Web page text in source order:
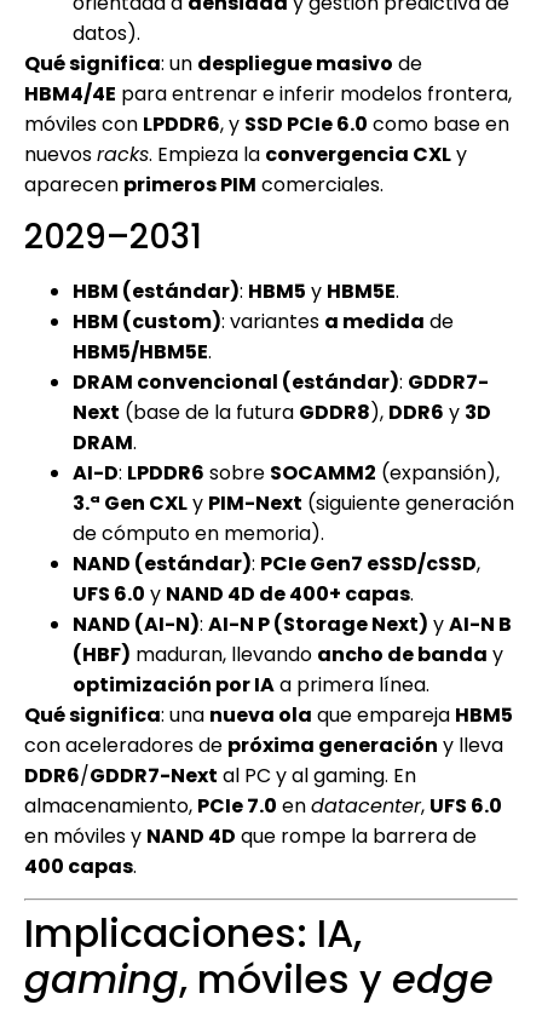
datos).
Qué significa: un despliegue masivo de
HBM4/4E para entrenar e inferir modelos frontera,
móviles con LPDDR6, y SSD PCIe 6.0 como base en
nuevosracks. Empieza la convergencia CXLy
aparecen primeros PIM comerciales.
2029–2031
HBM (estándar): HBM5 y HBM5E.
HBM (custom): variantes a medida de
HBM5/HBM5E.
DRAM convencional (estándar): GDDR7-
Next (base de la futura GDDR8), DDR6 y 3D
DRAM.
AI-D: LPDDR6 sobre SOCAMM2 (expansión),
3.ª Gen CXLy PIM-Next (siguiente generación
de cómputo en memoria).
NAND (estándar): PCIe Gen7 eSSD/cSSD,
UFS 6.0 y NAND 4D de 400+ capas.
NAND (AI-N): AI-N P (Storage Next) yAI-N B
(HBF) maduran, llevando ancho de banda y
optimización por IAa primera línea.
Qué significa: una nueva ola que empareja HBM5
con aceleradores de próxima generación y lleva
DDR6/GDDR7-Next al PC y al gaming. En
almacenamiento, PCIe 7.0 endatacenter, UFS 6.0
en móviles y NAND 4D que rompe la barrera de
400 capas.
Implicaciones: IA,
gaming, móviles y edge